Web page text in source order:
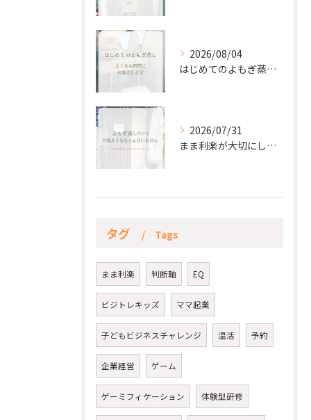
2026/08/04
はじめてのよもぎ蒸し。
2026/07/31
まま利楽が大切にしていること✨
タグ Tags
まま利楽 判断軸 EQ
ビジトレキッズ ママ起業
子どもビジネスチャレンジ 温活 予約
企業経営 ゲーム
ゲーミフィケーション 体験型研修